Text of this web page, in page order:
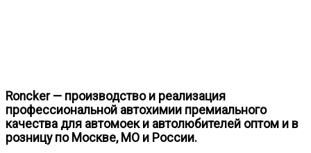
Roncker — производство и реализация
профессиональной автохимии премиального
качества для автомоек и автолюбителей оптом и в
розницу по Москве, МО и России.